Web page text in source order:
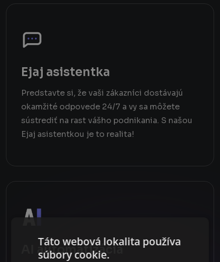
Ejaj asistentka
Predstavte si, že vaši zákazníci dostávajú
okamžité odpovede 24/7 a vy sa môžete
sústrediť na rast vášho podnikania. S našou
Ejaj asistentkou je to realita!
AI automatizácia
Táto webová lokalita používa
súbory cookie.